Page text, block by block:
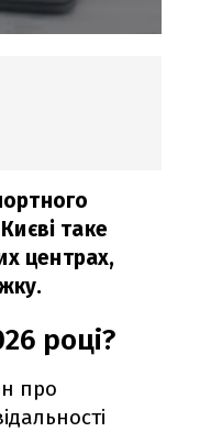
таке
центрах,
році?
про